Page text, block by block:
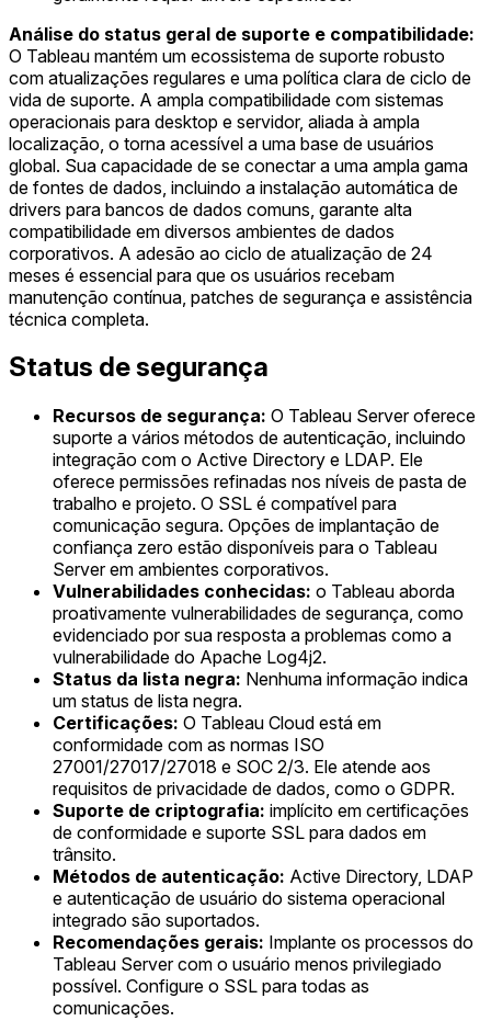
Análise do status geral de suporte e compatibilidade:
O Tableau mantém um ecossistema de suporte robusto
com atualizações regulares e uma política clara de ciclo de
vida de suporte. A ampla compatibilidade com sistemas
operacionais para desktop e servidor, aliada à ampla
localização, o torna acessível a uma base de usuários
global. Sua capacidade de se conectar a uma ampla gama
de fontes de dados, incluindo a instalação automática de
drivers para bancos de dados comuns, garante alta
compatibilidade em diversos ambientes de dados
corporativos. A adesão ao ciclo de atualização de 24
meses é essencial para que os usuários recebam
manutenção contínua, patches de segurança e assistência
técnica completa.
Status de segurança
Recursos de segurança: O Tableau Server oferece
suporte a vários métodos de autenticação, incluindo
integração com o Active Directory e LDAP. Ele
oferece permissões refinadas nos níveis de pasta de
trabalho e projeto. O SSL é compatível para
comunicação segura. Opções de implantação de
confiança zero estão disponíveis para o Tableau
Server em ambientes corporativos.
Vulnerabilidades conhecidas: o Tableau aborda
proativamente vulnerabilidades de segurança, como
evidenciado por sua resposta a problemas como a
vulnerabilidade do Apache Log4j2.
Status da lista negra: Nenhuma informação indica
um status de lista negra.
Certificações: O Tableau Cloud está em
conformidade com as normas ISO
27001/27017/27018 e SOC 2/3. Ele atende aos
requisitos de privacidade de dados, como o GDPR.
Suporte de criptografia: implícito em certificações
de conformidade e suporte SSL para dados em
trânsito.
Métodos de autenticação: Active Directory, LDAP
e autenticação de usuário do sistema operacional
integrado são suportados.
Recomendações gerais: Implante os processos do
Tableau Server com o usuário menos privilegiado
possível. Configure o SSL para todas as
comunicações.